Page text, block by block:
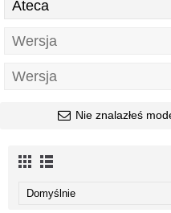
Nie znalazłeś